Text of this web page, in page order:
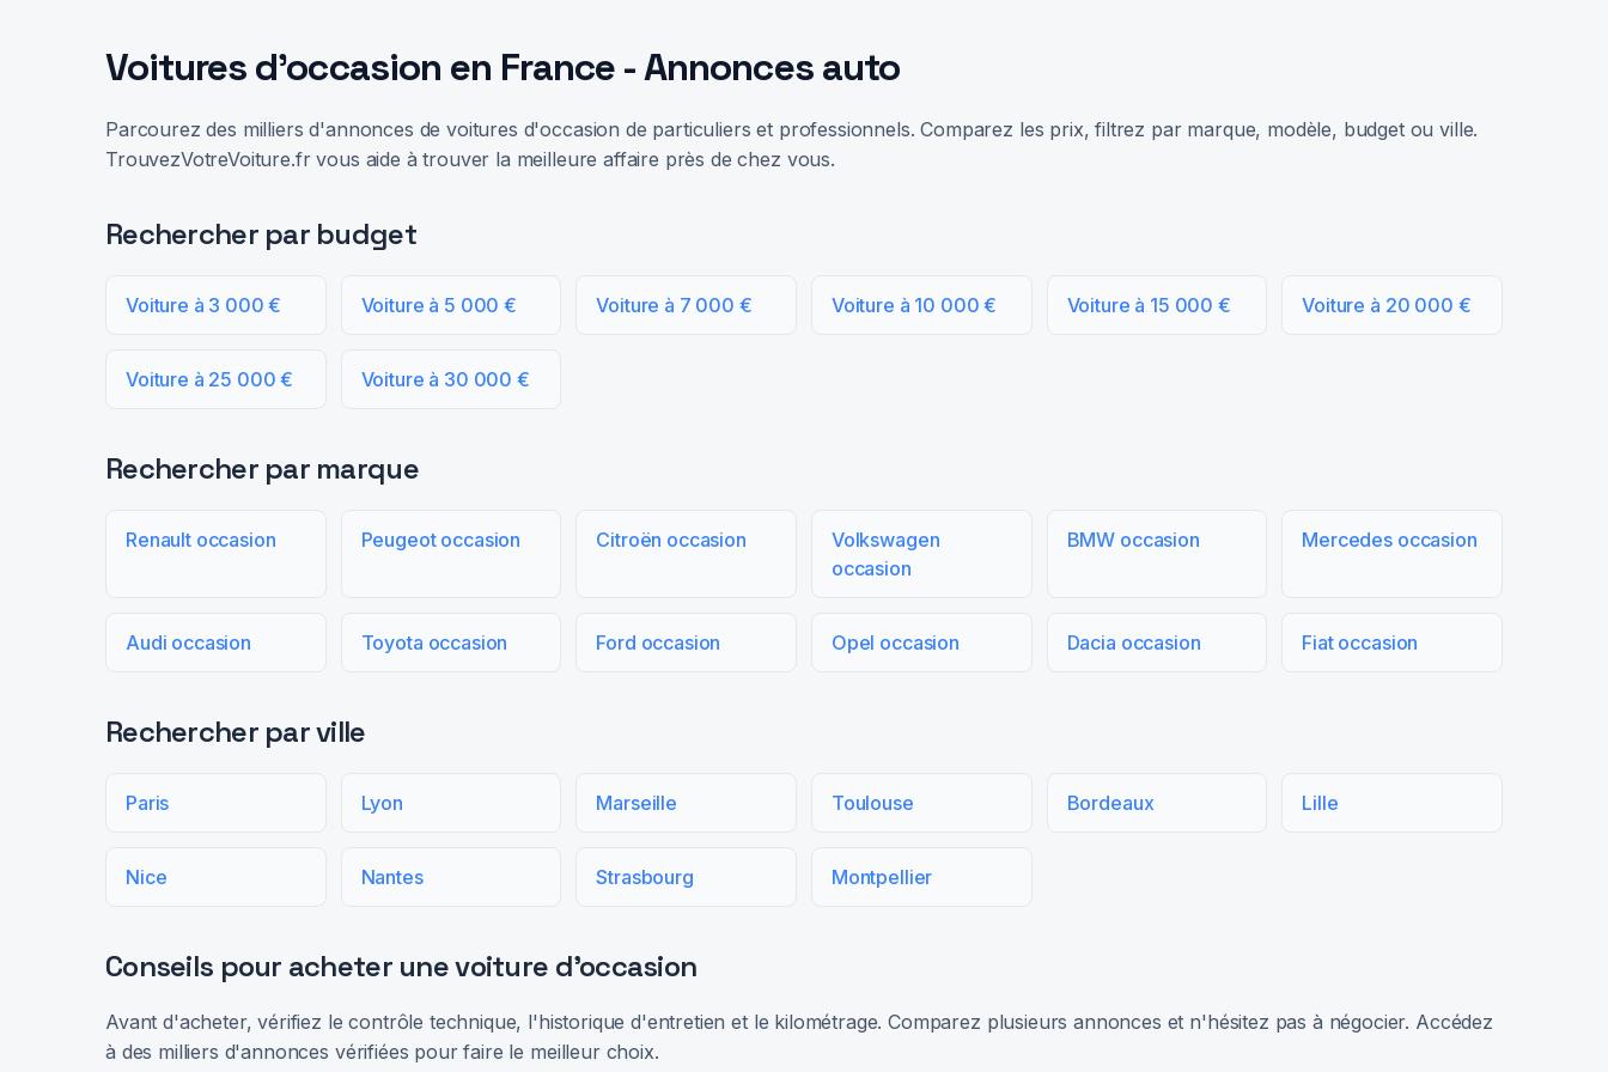
Voitures d'occasion en France - Annonces auto
Parcourez des milliers d'annonces de voitures d'occasion de particuliers et professionnels. Comparez les prix, filtrez par marque, modèle, budget ou ville.
TrouvezVotreVoiture.fr vous aide à trouver la meilleure affaire près de chez vous.
Rechercher par budget
Voiture à 3 000 € Voiture à 5 000 € Voiture à 7 000 € Voiture à 10 000 € Voiture à 15 000 € Voiture à 20 000 €
Voiture à 25 000 € Voiture à 30 000 €
Rechercher par marque
Renault occasion Peugeot occasion Citroën occasion
Volkswagen
occasion
BMW occasion Mercedes occasion
Audi occasion Toyota occasion Ford occasion Opel occasion Dacia occasion Fiat occasion
Rechercher par ville
Paris Lyon Marseille Toulouse Bordeaux Lille
Nice Nantes Strasbourg Montpellier
Conseils pour acheter une voiture d'occasion
Avant d'acheter, vérifiez le contrôle technique, l'historique d'entretien et le kilométrage. Comparez plusieurs annonces et n'hésitez pas à négocier. Accédez
à des milliers d'annonces vérifiées pour faire le meilleur choix.